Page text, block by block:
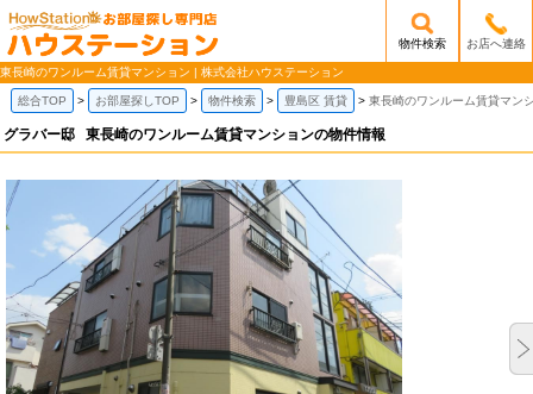
/mobile_img/head-logo.png
物件検索 お店へ連絡
東長崎のワンルーム賃貸マンション | 株式会社ハウステーション
総合TOP お部屋探しTOP 物件検索 豊島区 賃貸 東長崎のワンルーム賃貸マン
グラバー邸 東長崎のワンルーム賃貸マンションの物件情報